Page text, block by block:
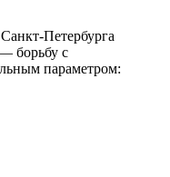
Петербурга
борьбу с
параметром: